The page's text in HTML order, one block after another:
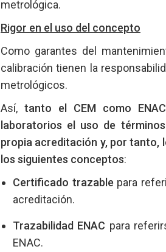
metrológica.
Rigor en el uso del concepto
Como garantes del
calibración tienen la
metrológicos.
Así, tanto el CEM como
laboratorios el uso de
propia acreditación y, por tanto,
los siguientes conceptos:
Certificado trazable para
acreditación.
Trazabilidad ENAC para
ENAC.